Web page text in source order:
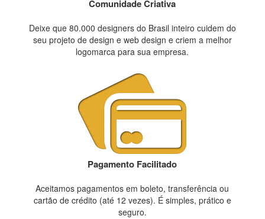
Comunidade Criativa
Deixe que 80.000 designers do Brasil inteiro cuidem do
seu projeto de design e web design e criem a melhor
logomarca para sua empresa.
Pagamento Facilitado
Aceitamos pagamentos em boleto, transferência ou
cartão de crédito (até 12 vezes). É simples, prático e
seguro.